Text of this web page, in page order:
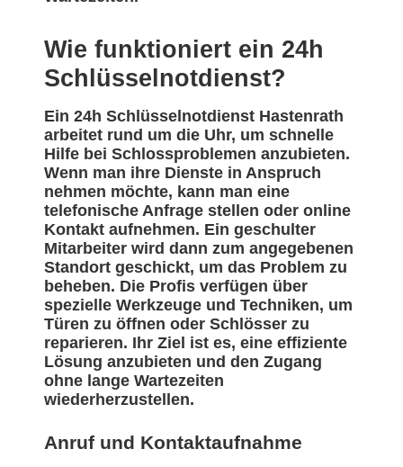
Wie funktioniert ein 24h
Schlüsselnotdienst?
Ein 24h Schlüsselnotdienst Hastenrath
arbeitet rund um die Uhr, um schnelle
Hilfe bei Schlossproblemen anzubieten.
Wenn man ihre Dienste in Anspruch
nehmen möchte, kann man eine
telefonische Anfrage stellen oder online
Kontakt aufnehmen. Ein geschulter
Mitarbeiter wird dann zum angegebenen
Standort geschickt, um das Problem zu
beheben. Die Profis verfügen über
spezielle Werkzeuge und Techniken, um
Türen zu öffnen oder Schlösser zu
reparieren. Ihr Ziel ist es, eine effiziente
Lösung anzubieten und den Zugang
ohne lange Wartezeiten
wiederherzustellen.
Anruf und Kontaktaufnahme